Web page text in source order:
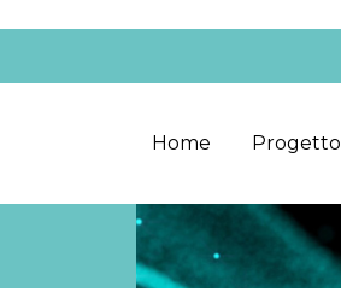
Home Progetto